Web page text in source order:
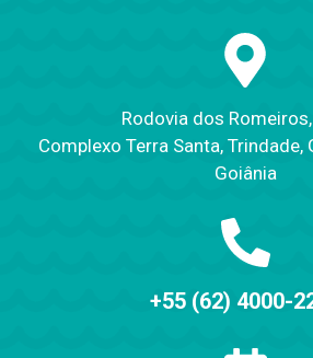
Rodovia dos
Complexo Terra Santa, Trindade,
Goiânia
+55 (62) 4000-